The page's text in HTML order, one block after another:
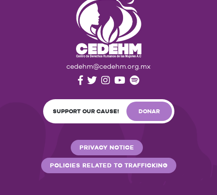
cedehm@cedehm.org.mx
SUPPORT OUR CAUSE! DONAR
PRIVACY NOTICE
POLICIES RELATED TO TRAFFICKING